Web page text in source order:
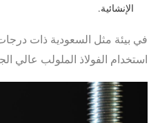
الإنشائية.
في بيئة مثل السعودية ذات
استخدام الفولاذ الملولب عالي